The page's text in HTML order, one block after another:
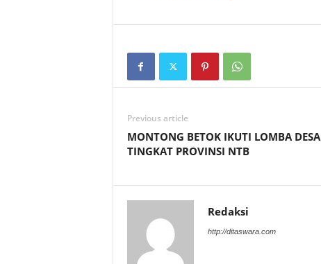
Previous article
MONTONG BETOK IKUTI LOMBA DESA
TINGKAT PROVINSI NTB
Redaksi
http://ditaswara.com